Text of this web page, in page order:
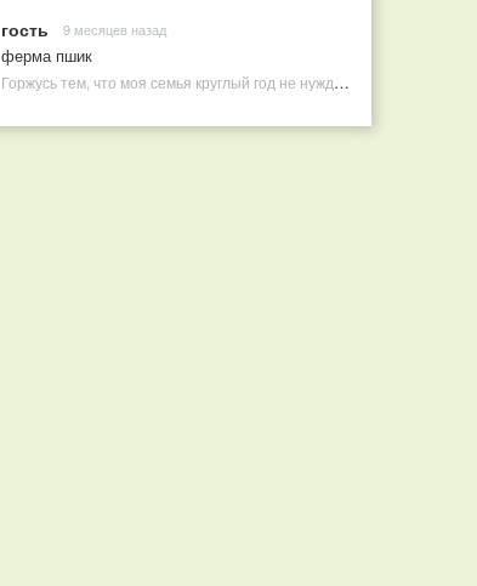
гость 9 месяцев назад
ферма пшик
Горжусь тем, что моя семья круглый год не нуждается в покупных витаминах